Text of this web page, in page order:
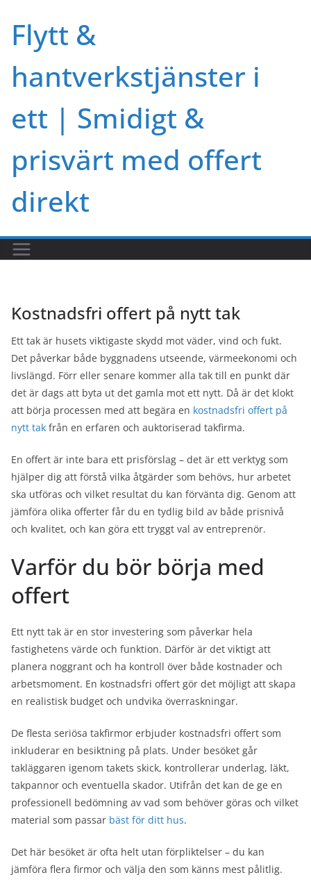
content
Flytt &
hantverkstjänster i
ett | Smidigt &
prisvärt med offert
direkt
Kostnadsfri offert på nytt tak
Ett tak är husets viktigaste skydd mot väder, vind och fukt.
Det påverkar både byggnadens utseende, värmeekonomi och
livslängd. Förr eller senare kommer alla tak till en punkt där
det är dags att byta ut det gamla mot ett nytt. Då är det klokt
att börja processen med att begära en kostnadsfri offert på
nytt tak från en erfaren och auktoriserad takfirma.
En offert är inte bara ett prisförslag – det är ett verktyg som
hjälper dig att förstå vilka åtgärder som behövs, hur arbetet
ska utföras och vilket resultat du kan förvänta dig. Genom att
jämföra olika offerter får du en tydlig bild av både prisnivå
och kvalitet, och kan göra ett tryggt val av entreprenör.
Varför du bör börja med
offert
Ett nytt tak är en stor investering som påverkar hela
fastighetens värde och funktion. Därför är det viktigt att
planera noggrant och ha kontroll över både kostnader och
arbetsmoment. En kostnadsfri offert gör det möjligt att skapa
en realistisk budget och undvika överraskningar.
De flesta seriösa takfirmor erbjuder kostnadsfri offert som
inkluderar en besiktning på plats. Under besöket går
takläggaren igenom takets skick, kontrollerar underlag, läkt,
takpannor och eventuella skador. Utifrån det kan de ge en
professionell bedömning av vad som behöver göras och vilket
material som passar bäst för ditt hus.
Det här besöket är ofta helt utan förpliktelser – du kan
jämföra flera firmor och välja den som känns mest pålitlig.